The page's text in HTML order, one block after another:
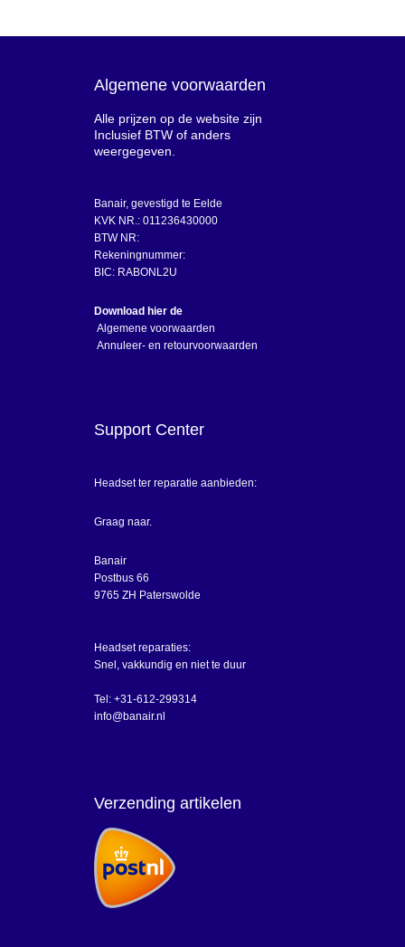
Algemene voorwaarden
Alle prijzen op de website zijn
Inclusief BTW of anders
weergegeven.
Banair, gevestigd te Eelde
KVK NR.: 011236430000
BTW NR:
Rekeningnummer:
BIC: RABONL2U
Download hier de
Algemene voorwaarden
Annuleer- en retourvoorwaarden
Support Center
Headset ter reparatie aanbieden:
Graag naar.
Banair
Postbus 66
9765 ZH Paterswolde
Headset reparaties:
Snel, vakkundig en niet te duur
Tel: +31-612-299314
info@banair.nl
Verzending artikelen